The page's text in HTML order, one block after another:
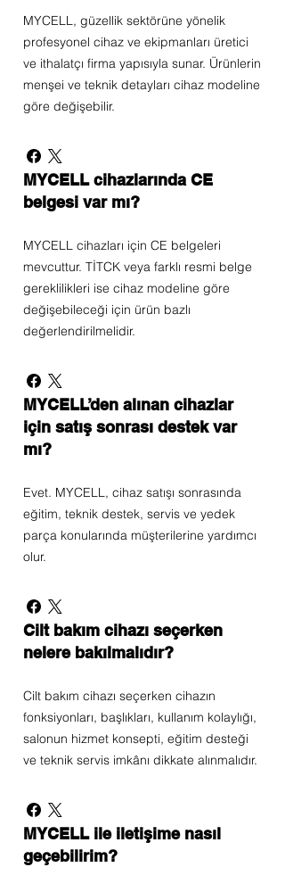
MYCELL, güzellik sektörüne yönelik
profesyonel cihaz ve ekipmanları üretici
ve ithalatçı firma yapısıyla sunar. Ürünlerin
menşei ve teknik detayları cihaz modeline
göre değişebilir.
MYCELL cihazlarında CE
belgesi var mı?
MYCELL cihazları için CE belgeleri
mevcuttur. TİTCK veya farklı resmi belge
gereklilikleri ise cihaz modeline göre
değişebileceği için ürün bazlı
değerlendirilmelidir.
MYCELL’den alınan cihazlar
için satış sonrası destek var
mı?
Evet. MYCELL, cihaz satışı sonrasında
eğitim, teknik destek, servis ve yedek
parça konularında müşterilerine yardımcı
olur.
Cilt bakım cihazı seçerken
nelere bakılmalıdır?
Cilt bakım cihazı seçerken cihazın
fonksiyonları, başlıkları, kullanım kolaylığı,
salonun hizmet konsepti, eğitim desteği
ve teknik servis imkânı dikkate alınmalıdır.
MYCELL ile iletişime nasıl
geçebilirim?